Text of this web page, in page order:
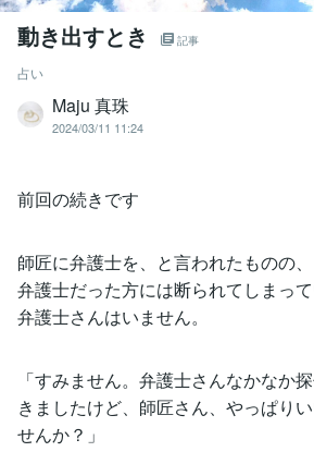
動き出すとき 記事
占い
Maju 真珠
2024/03/11 11:24
前回の続きです
師匠に弁護士を、と言われたものの
弁護士だった方には断られてしまっ
弁護士さんはいません。
「すみません。弁護士さんなかなか
きましたけど、師匠さん、やっぱり
せんか？」